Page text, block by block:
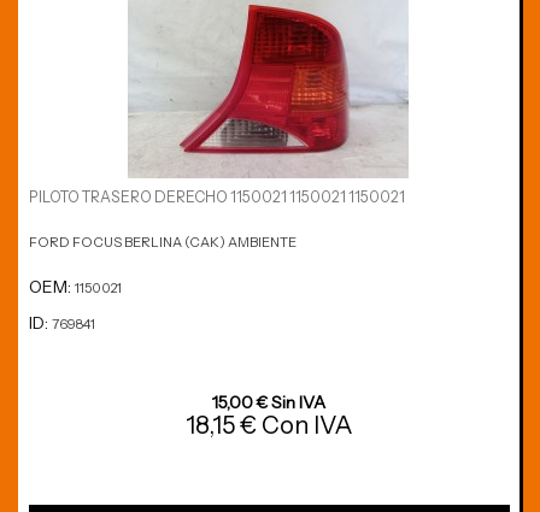
PILOTO TRASERO DERECHO 1150021 1150021 1150021
FORD FOCUS BERLINA (CAK) AMBIENTE
OEM: 1150021
ID: 769841
15,00 € Sin IVA
18,15 € Con IVA